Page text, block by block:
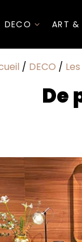
DECO ART &
/ DECO /
De